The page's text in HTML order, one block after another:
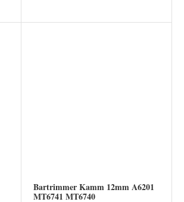
Bartrimmer Kamm 12mm A6201
MT6741 MT6740